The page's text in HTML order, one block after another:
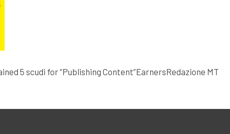
5 scudi for “Publishing Content”EarnersRedazione MT